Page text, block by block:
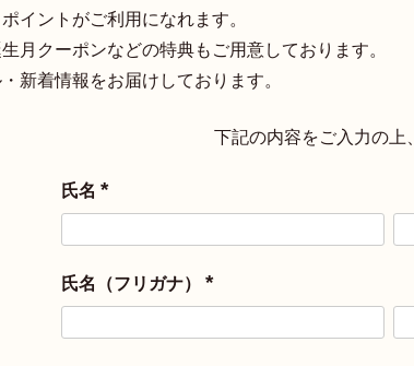
イントがご利用になれます。
月クーポンなどの特典もご用意しております。
新着情報をお届けしております。
下記の内容をご入力の上
氏名
須
氏名（フリガナ）
須